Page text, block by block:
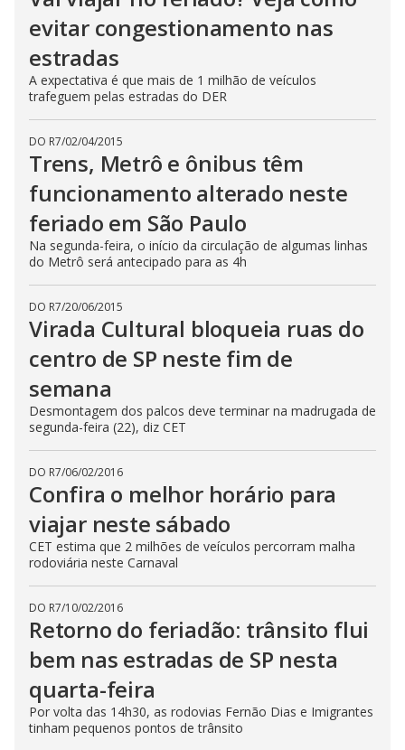
evitar congestionamento nas
estradas
A expectativa é que mais de 1 milhão de veículos
trafeguem pelas estradas do DER
DO R7/02/04/2015
Trens, Metrô e ônibus têm
funcionamento alterado neste
feriado em São Paulo
Na segunda-feira, o início da circulação de algumas linhas
do Metrô será antecipado para as 4h
DO R7/20/06/2015
Virada Cultural bloqueia ruas do
centro de SP neste fim de
semana
Desmontagem dos palcos deve terminar na madrugada de
segunda-feira (22), diz CET
DO R7/06/02/2016
Confira o melhor horário para
viajar neste sábado
CET estima que 2 milhões de veículos percorram malha
rodoviária neste Carnaval
DO R7/10/02/2016
Retorno do feriadão: trânsito flui
bem nas estradas de SP nesta
quarta-feira
Por volta das 14h30, as rodovias Fernão Dias e Imigrantes
tinham pequenos pontos de trânsito